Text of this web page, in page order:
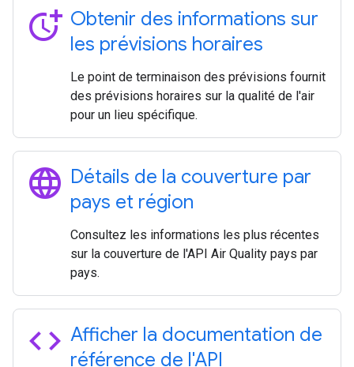
more_time Obtenir des informations sur
les prévisions horaires
Le point de terminaison des prévisions fournit
des prévisions horaires sur la qualité de l'air
pour un lieu spécifique.
language Détails de la couverture par
pays et région
Consultez les informations les plus récentes
sur la couverture de l'API Air Quality pays par
pays.
code Afficher la documentation de
référence de l'API